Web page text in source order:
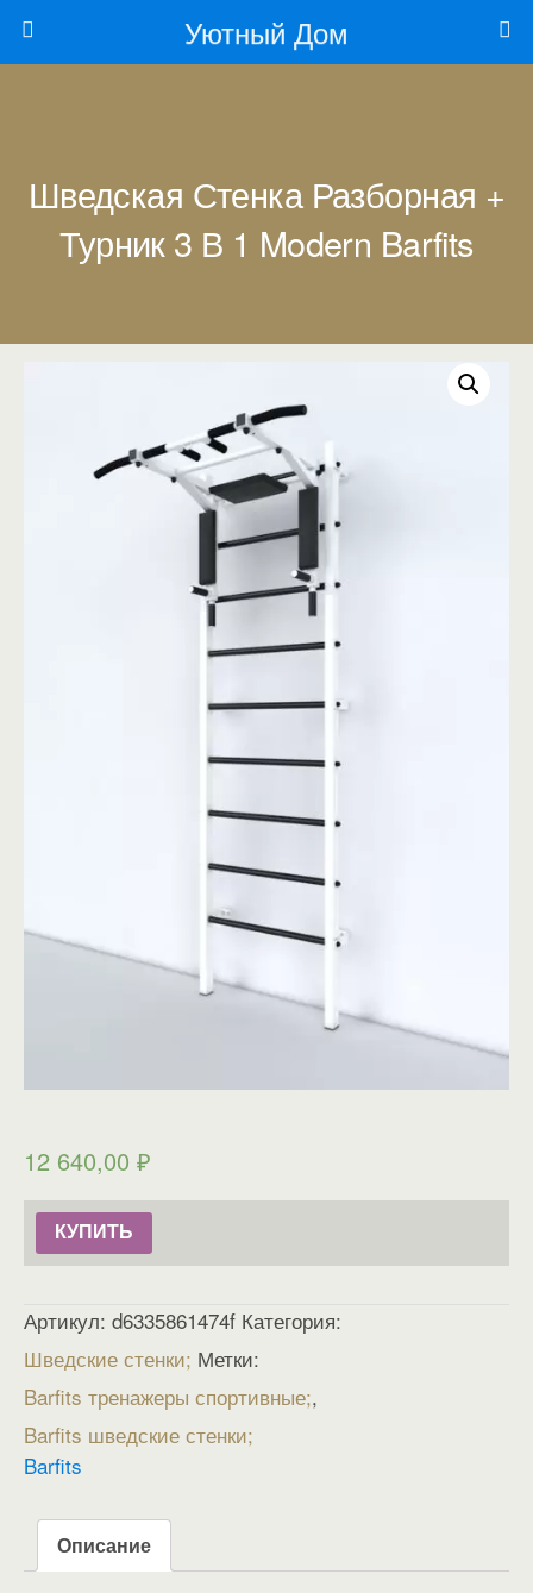
Уютный Дом
Шведская Стенка Разборная +
Турник 3 В 1 Modern Barfits
12 640,00 ₽
КУПИТЬ
Артикул: d6335861474f Категория:
Шведские стенки Метки:
Barfits тренажеры спортивные ,
Barfits шведские стенки
Barfits
Описание